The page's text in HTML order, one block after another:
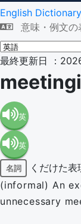
English Dictionary
意味・例文の
最終更新日 ：
英
語（米
国）
英
語（イ
ギリ
名詞 くだけた表
(informal) An
unnecessary